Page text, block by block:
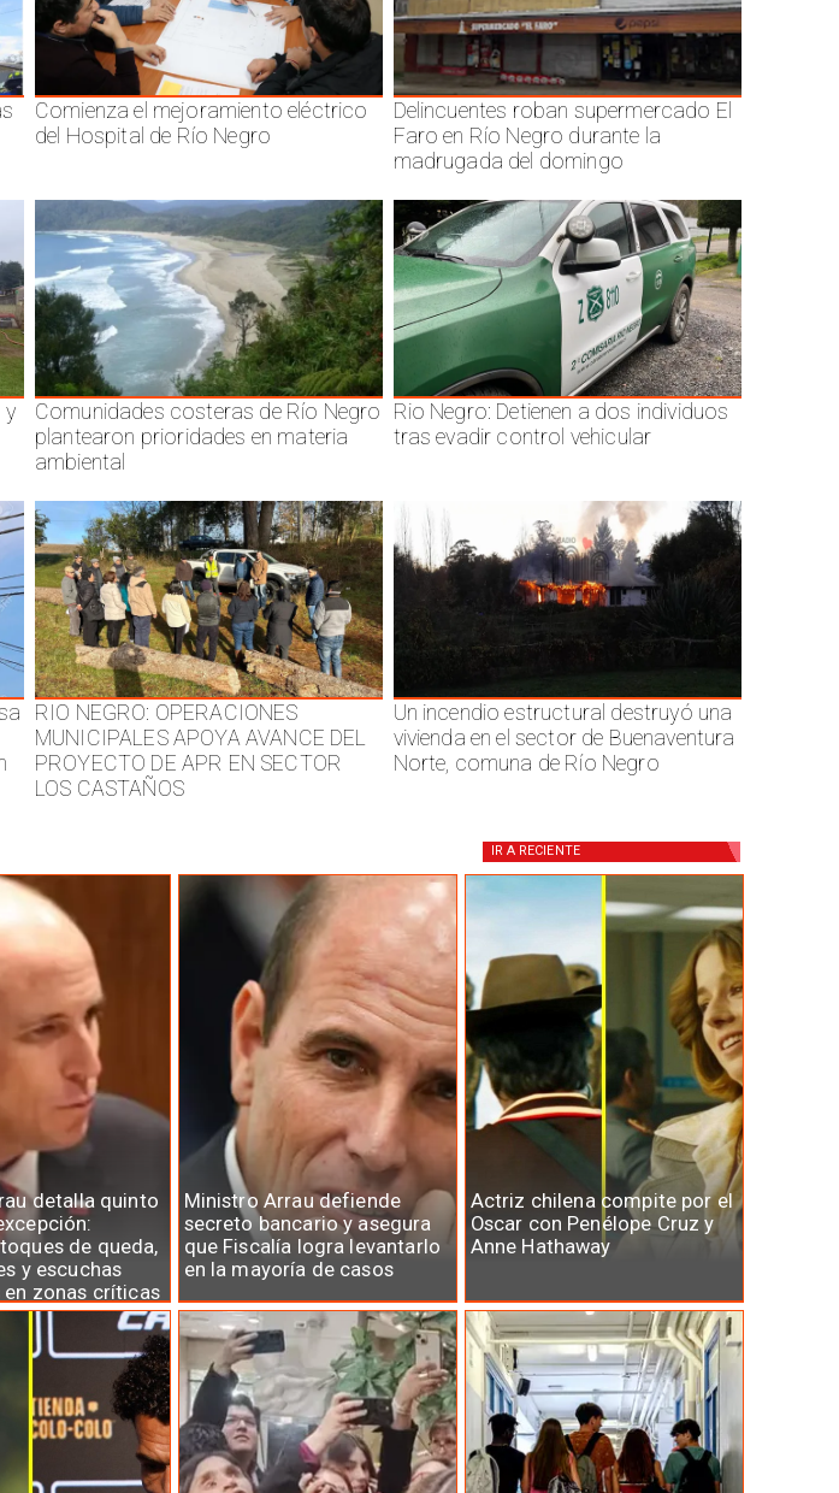
Comienza el mejoramiento eléctrico
del Hospital de Río Negro
Delincuentes roban supermercado El
Faro en Río Negro durante la
madrugada del domingo
y
Comunidades costeras de Río Negro
plantearon prioridades en materia
ambiental
Rio Negro: Detienen a dos individuos
tras evadir control vehicular
RIO NEGRO: OPERACIONES
MUNICIPALES APOYA AVANCE DEL
PROYECTO DE APR EN SECTOR
LOS CASTAÑOS
Un incendio estructural destruyó una
vivienda en el sector de Buenaventura
Norte, comuna de Río Negro
detalla quinto
de queda,
y escuchas
zonas críticas
Ministro Arrau defiende
secreto bancario y asegura
que Fiscalía logra levantarlo
en la mayoría de casos
Actriz chilena compite por el
Oscar con Penélope Cruz y
Anne Hathaway
IR A RECIENTE